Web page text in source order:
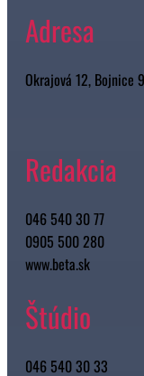
Adresa
Okrajová 12, Bojnice
Redakcia
046 540 30 77
0905 500 280
www.beta.sk
Štúdio
046 540 30 33